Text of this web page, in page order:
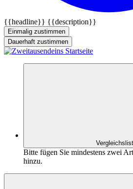
{{headline}} {{description}}
Einmalig zustimmen
Dauerhaft zustimmen
Bitte fügen Sie mindestens zwei
hinzu.